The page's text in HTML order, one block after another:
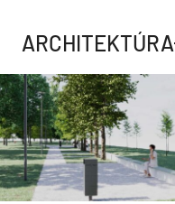
ARCHITEKTÚRA